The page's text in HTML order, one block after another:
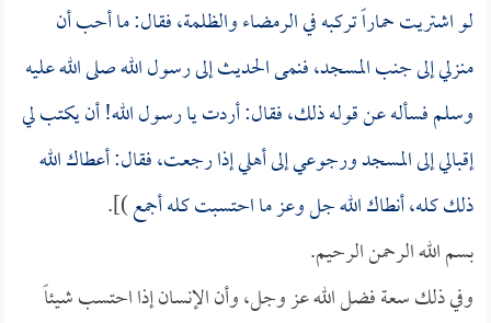
لو اشتريت حماراً تركبه في الرمضاء والظلمة، فقال: ما أحب أن
منزلي إلى جنب المسجد، فنمى الحديث إلى رسول الله صلى الله عليه
وسلم فسأله عن قوله ذلك، فقال: أردت يا رسول الله! أن يكتب لي
إقبالي إلى المسجد ورجوعي إلى أهلي إذا رجعت، فقال: أعطاك الله
ذلك كله، أنطاك الله جل وعز ما احتسبت كله أجمع)].
بسم الله الرحمن الرحيم.
وفي ذلك سعة فضل الله عز وجل، وأن الإنسان إذا احتسب شيئاً